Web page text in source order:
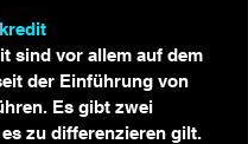
sind vor allem auf dem
der Einführung von
Es gibt zwei
zu differenzieren gilt.